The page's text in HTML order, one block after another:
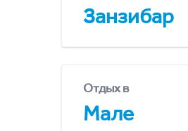
Занзибар
Отдых в
Мале